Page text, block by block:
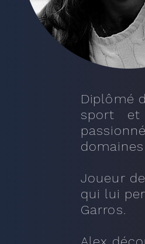
Diplômé
sport et
Joueur
qui lui
Garros.